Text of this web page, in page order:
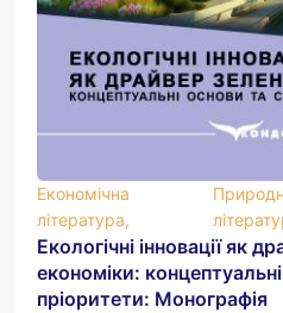
Економічна
література,
Екологічні інновації як
економіки:
пріоритети: Монографія